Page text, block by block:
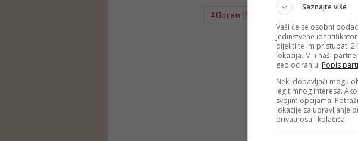
#Goran Bregović #Bokserski
Saznajte više
Vaši će se osobni
jedinstvene
dijeliti te im pristupati
lokacija. Mi i naši
geolociranju. Popis
Neki dobavljači mogu
legitimnog interesa.
svojim opcijama.
lokacije za upravljanje
privatnosti i kolačića.